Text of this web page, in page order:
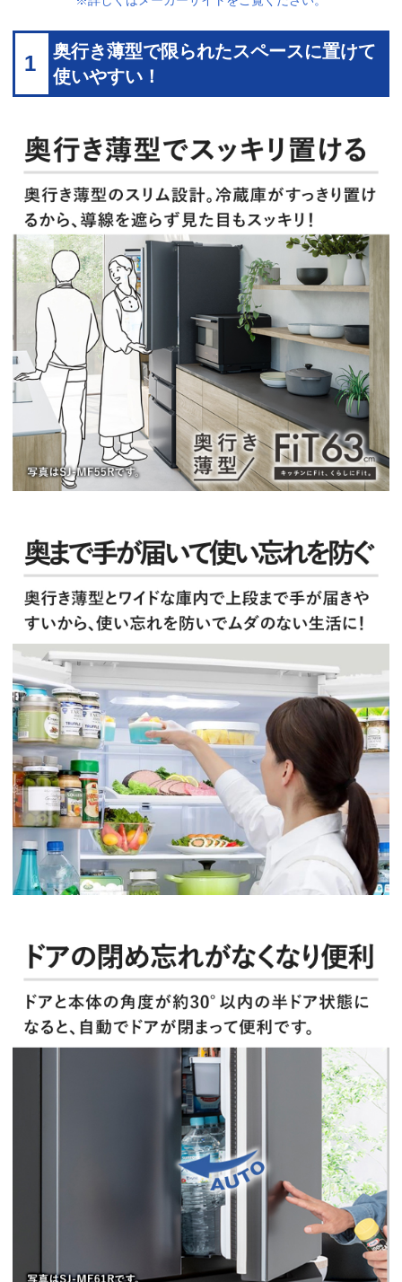
1
奥行き薄型で限られたスペースに置けて
使いやすい！